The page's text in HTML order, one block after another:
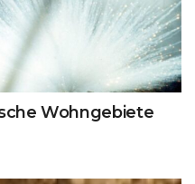
Wohngebiete